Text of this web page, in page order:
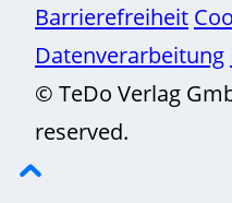
Barrierefreiheit
Datenverarbeitung
© TeDo Verlag
reserved.